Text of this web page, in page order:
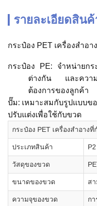
รายละเอียดสินค้
กระป๋อง PET เครื่องสําอ
กระป๋อง PE: จําหน่ายก
ต่างกัน และความ
ต้องการของลูกค้า
ปั๊ม: เหมาะสมกับรูปแบบข
ปรับแต่งเพื่อใช้กับขวด
กระป๋อง PET เครื่องสําอาง
ประเภทสินค้า P2
วัสดุของขวด
ขนาดของขวด ส
ความจุของขวด ก